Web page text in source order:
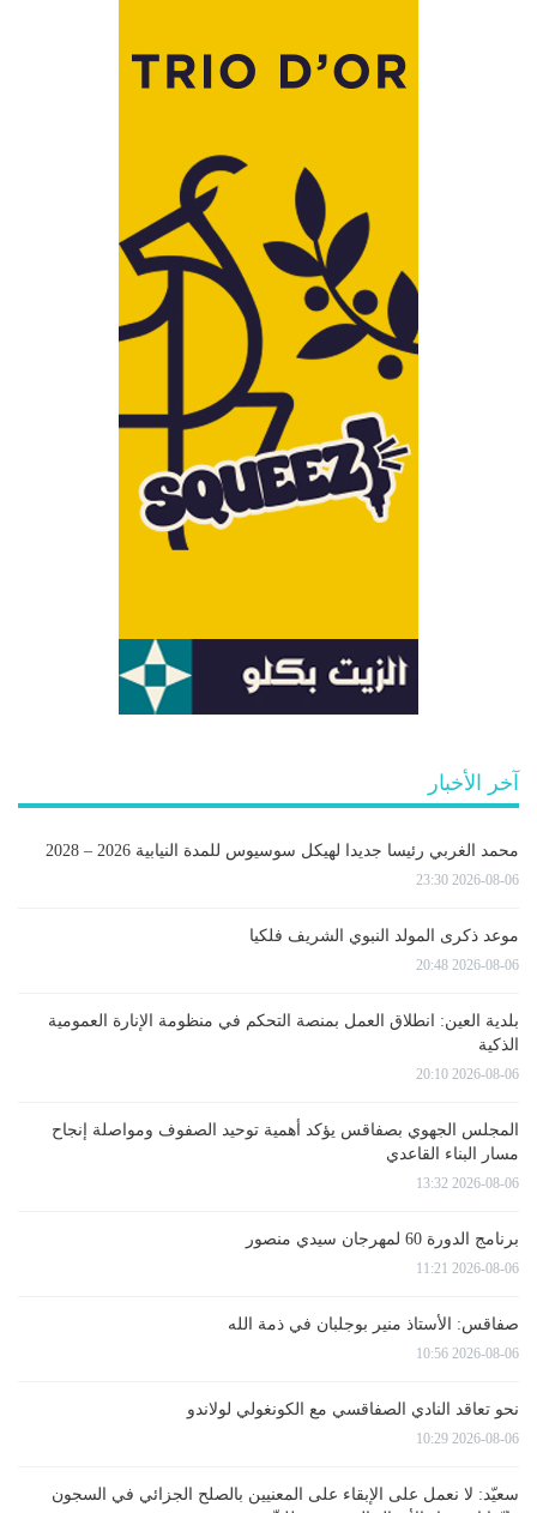
آخر الأخبار
محمد الغربي رئيسا جديدا لهيكل سوسيوس للمدة النيابية 2026 – 2028
2026-08-06 23:30
موعد ذكرى المولد النبوي الشريف فلكيا
2026-08-06 20:48
بلدية العين: انطلاق العمل بمنصة التحكم في منظومة الإنارة العمومية
الذكية
2026-08-06 20:10
المجلس الجهوي بصفاقس يؤكد أهمية توحيد الصفوف ومواصلة إنجاح
مسار البناء القاعدي
2026-08-06 13:32
برنامج الدورة 60 لمهرجان سيدي منصور
2026-08-06 11:21
صفاقس: الأستاذ منير بوجلبان في ذمة الله
2026-08-06 10:56
نحو تعاقد النادي الصفاقسي مع الكونغولي لولاندو
2026-08-06 10:29
سعيّد: لا نعمل على الإبقاء على المعنيين بالصلح الجزائي في السجون